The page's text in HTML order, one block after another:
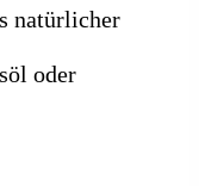
natürlicher
oder